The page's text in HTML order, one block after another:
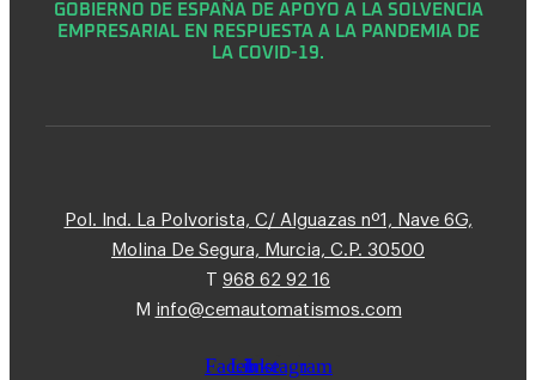
GOBIERNO DE ESPAÑA DE APOYO A LA SOLVENCIA
EMPRESARIAL EN RESPUESTA A LA PANDEMIA DE
LA COVID-19.
Pol. Ind. La Polvorista, C/ Alguazas nº1, Nave 6G,
Molina De Segura, Murcia, C.P. 30500
968 62 92 16
M info@cemautomatismos.com
Facebook
Linkedin
Instagram